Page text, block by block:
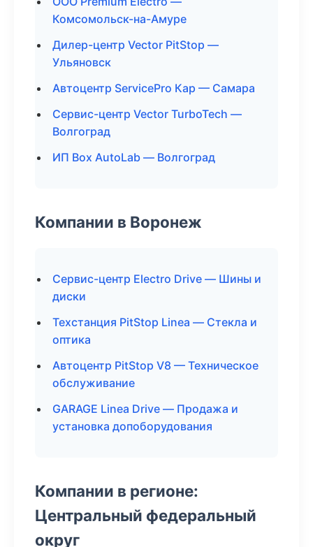
Комсомольск-на-Амуре
Дилер-центр Vector PitStop —
Ульяновск
Автоцентр ServicePro Кар — Самара
Сервис-центр Vector TurboTech —
Волгоград
ИП Box AutoLab — Волгоград
Компании в Воронеж
Сервис-центр Electro Drive — Шины и
диски
Техстанция PitStop Linea — Стекла и
оптика
Автоцентр PitStop V8 — Техническое
обслуживание
GARAGE Linea Drive — Продажа и
установка допоборудования
Компании в регионе:
Центральный федеральный
округ